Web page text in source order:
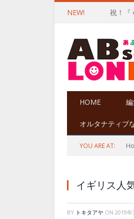
NEW! 祝！『
HOME
オルタナティブ
YOU ARE AT:
イギリス人
BY トキタアヤ ON 2019年